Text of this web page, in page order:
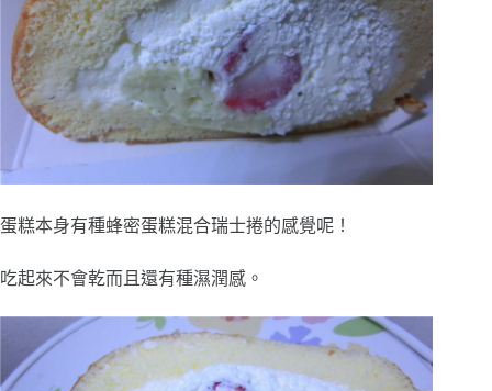
蛋糕本身有種蜂密蛋糕混合瑞士捲的感覺呢！
吃起來不會乾而且還有種濕潤感。